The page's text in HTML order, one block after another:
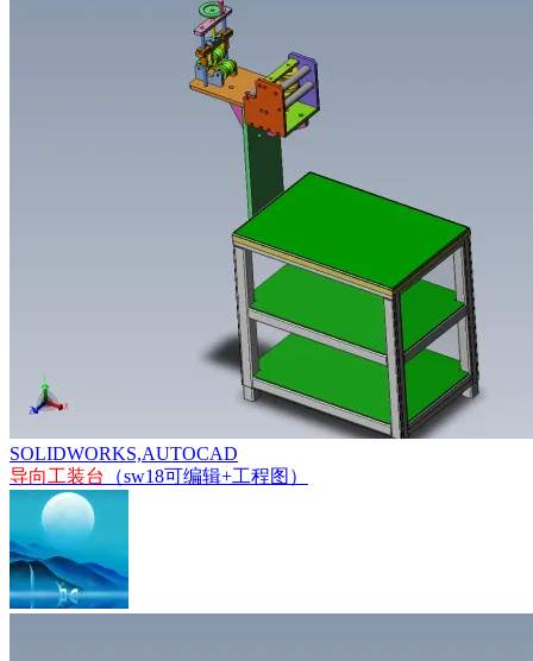
SOLIDWORKS,AUTOCAD
导向工装台 （sw18可编辑+工程图）